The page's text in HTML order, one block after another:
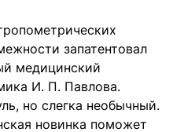
запатентовал
медицинский
И. П. Павлова.
но слегка необычный.
новинка поможет